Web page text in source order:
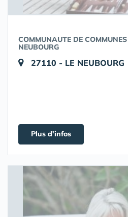
COMMUNAUTE DE
NEUBOURG
27110 - LE NEUBOURG
Plus d'infos